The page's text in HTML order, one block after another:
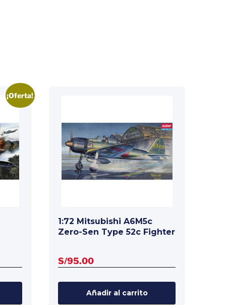
¡Oferta!
1:72 Mitsubishi A6M5c
Zero-Sen Type 52c Fighter
S/95.00
Añadir al carrito